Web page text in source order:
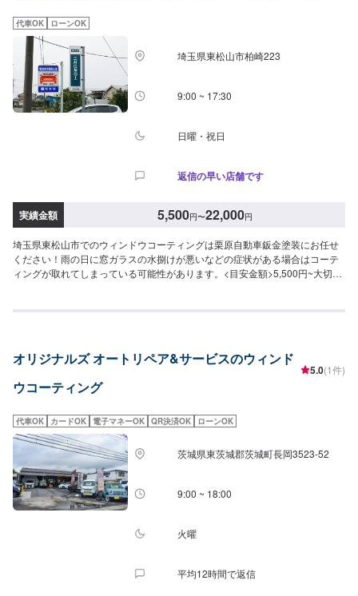
作業開始【4】仕上がり次第納車-----納期について-----納期は通常2日～3日程
度で納車となります。納期は前後する場合がございます。予め、ご了承くだ
さい。-----代車について-----無料の代車をご用意しています。お車の作業中は
代車をご利用ください。※代車の燃料代はお客様にご負担いただいておりま
す。-----ご来店時の注意、受付方法-----当工場は太田桐生インターチェンジか
ら５分入庫の際はお気をつけてお越しください。駐車スペースは工場前の空
いているスペースに駐車してください。受付はスタッフへ「メンテモで予約
休日：日曜日営業時間：9:00~19:00
代車OK ローンOK
埼玉県東松山市柏崎223
9:00 ~ 17:30
日曜・祝日
返信の早い店舗です
実績金額 5,500円〜22,000円
埼玉県東松山市でのウィンドウコーティングは栗原自動車鈑金塗装にお任せ
ください！雨の日に窓ガラスの水捌けが悪いなどの症状がある場合はコーテ
ィングが取れてしまっている可能性があります。<目安金額>5,500円~大切な
金・塗装では、高い技術で満足な仕上がりを常にご提供できるよう研鑽努力
お客様のカーライフを幅広く支えてまいります。オイル交換や車検、タイヤ
交換などの基本的な車のメンテナンスも承っておりますのでお困りの際はお
気軽にご相談ください！
オリジナルズ オートリペア&サービスのウィンド
ウコーティング
5.0(1件)
代車OK カードOK 電子マネーOK QR決済OK ローンOK
茨城県東茨城郡茨城町長岡3523-52
9:00 ~ 18:00
火曜
平均12時間で返信